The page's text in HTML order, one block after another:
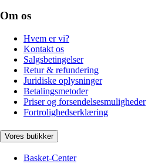
Om os
Hvem er vi?
Kontakt os
Salgsbetingelser
Retur & refundering
Juridiske oplysninger
Betalingsmetoder
Priser og forsendelsesmuligheder
Fortrolighedserklæring
Vores butikker
Basket-Center